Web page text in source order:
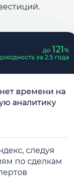
до 121%
за 2.5 года
времени на
аналитику
следуя
по сделкам